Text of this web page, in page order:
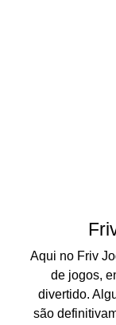
Aqui no Friv
de jogos,
divertido.
são